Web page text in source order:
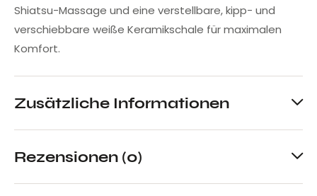
Shiatsu-Massage und eine verstellbare, kipp- und
verschiebbare weiße Keramikschale für maximalen
Komfort.
Zusätzliche Informationen
Rezensionen (0)